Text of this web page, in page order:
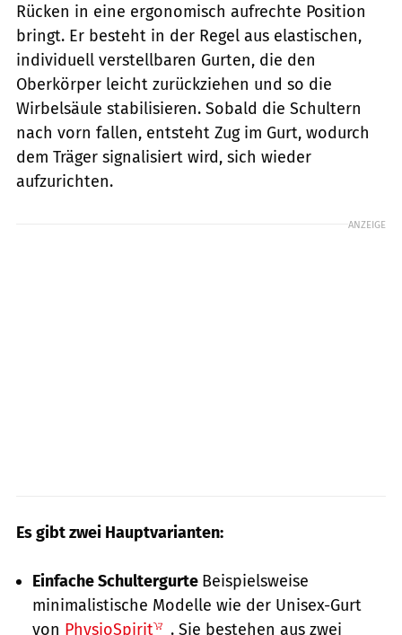
Rücken in eine ergonomisch aufrechte Position
bringt. Er besteht in der Regel aus elastischen,
individuell verstellbaren Gurten, die den
Oberkörper leicht zurückziehen und so die
Wirbelsäule stabilisieren. Sobald die Schultern
nach vorn fallen, entsteht Zug im Gurt, wodurch
dem Träger signalisiert wird, sich wieder
aufzurichten.
ANZEIGE
Es gibt zwei Hauptvarianten:
Einfache Schultergurte Beispielsweise
minimalistische Modelle wie der Unisex-Gurt
von PhysioSpirit
. Sie bestehen aus zwei